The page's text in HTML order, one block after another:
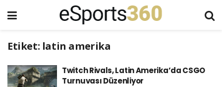
Etiket: latin amerika
Twitch Rivals, Latin Amerika’da CSGO
Turnuvası Düzenliyor